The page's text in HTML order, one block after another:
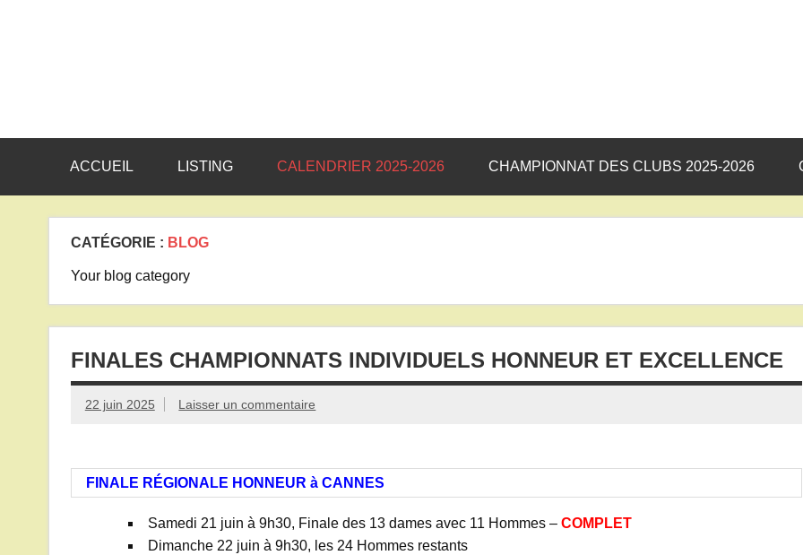
ACCUEIL LISTING CALENDRIER 2025-2026 CHAMPIONNAT DES CLUBS 2025-2026
CATÉGORIE : BLOG
Your blog category
FINALES CHAMPIONNATS INDIVIDUELS HONNEUR ET EXCELLENCE
22 juin 2025 Laisser un commentaire
FINALE RÉGIONALE HONNEUR à CANNES
Samedi 21 juin à 9h30, Finale des 13 dames avec 11 Hommes – COMPLET
Dimanche 22 juin à 9h30, les 24 Hommes restants